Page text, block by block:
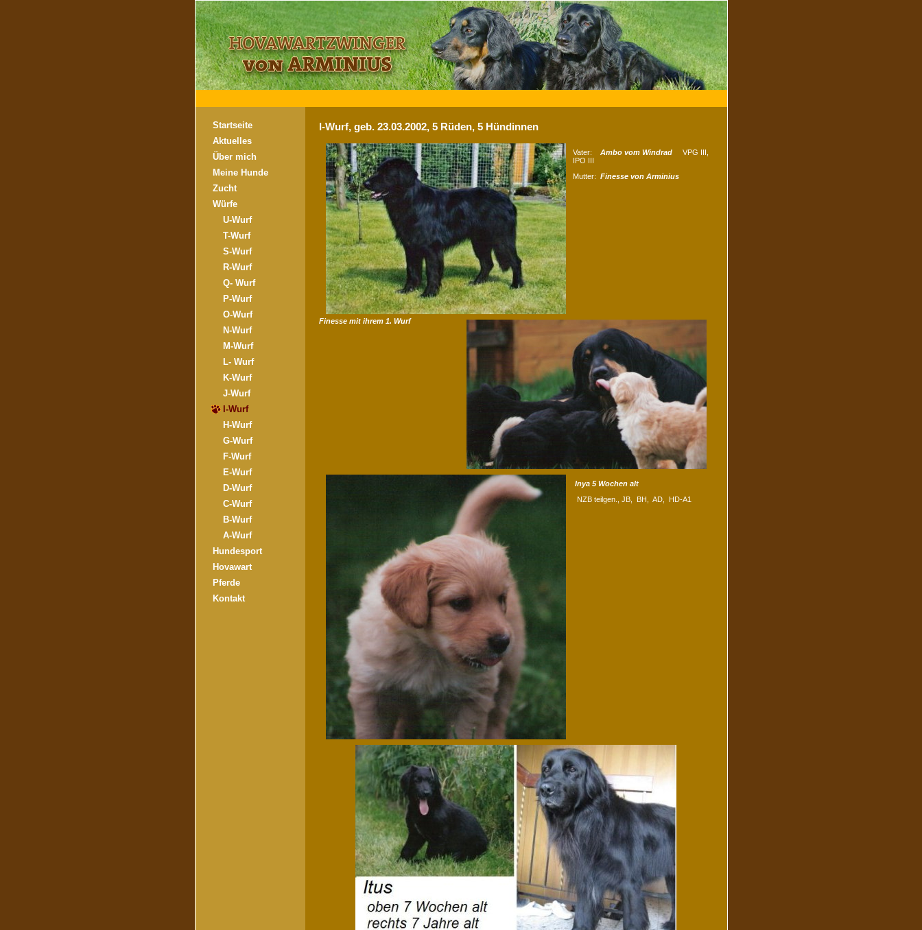
Startseite
Aktuelles
Über mich
Meine Hunde
Zucht
Würfe
U-Wurf
T-Wurf
S-Wurf
R-Wurf
Q- Wurf
P-Wurf
O-Wurf
N-Wurf
M-Wurf
L- Wurf
K-Wurf
J-Wurf
I-Wurf
H-Wurf
G-Wurf
F-Wurf
E-Wurf
D-Wurf
C-Wurf
B-Wurf
A-Wurf
Hundesport
Hovawart
Pferde
Kontakt
I-Wurf, geb. 23.03.2002, 5 Rüden, 5 Hündinnen
Vater: Ambo vom WindradVPG III,
IPO III
Mutter: Finesse von Arminius
Finesse mit ihrem 1. Wurf
Inya 5 Wochen alt
NZB teilgen., JB, BH, AD, HD-A1